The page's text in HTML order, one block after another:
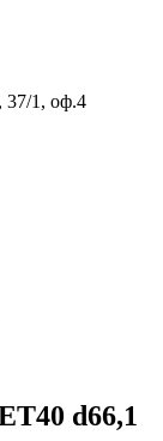
37/1, оф.4
d66,1